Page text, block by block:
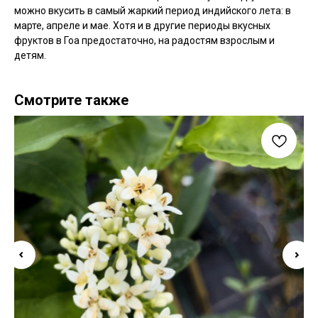
можно вкусить в самый жаркий период индийского лета: в
марте, апреле и мае. Хотя и в другие периоды вкусных
фруктов в Гоа предостаточно, на радостям взрослым и
детям.
Смотрите также